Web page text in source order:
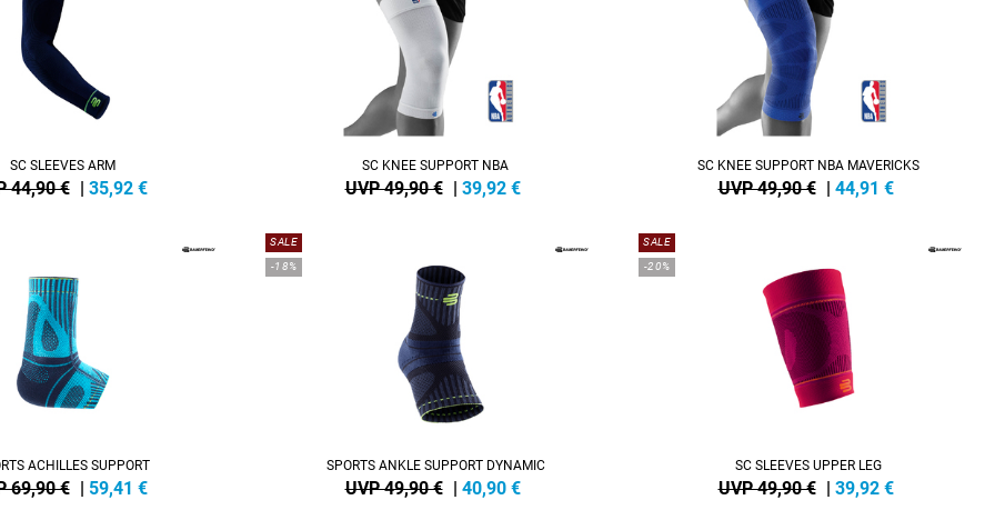
SC SLEEVES ARM
44,90 € | 35,92 €
SC KNEE SUPPORT NBA
UVP 49,90 € | 39,92 €
SC KNEE SUPPORT NBA MAVERICKS
UVP 49,90 € | 44,91 €
ACHILLES SUPPORT
69,90 € | 59,41 €
SALE
-18%
SPORTS ANKLE SUPPORT DYNAMIC
UVP 49,90 € | 40,90 €
SALE
-20%
SC SLEEVES UPPER LEG
UVP 49,90 € | 39,92 €